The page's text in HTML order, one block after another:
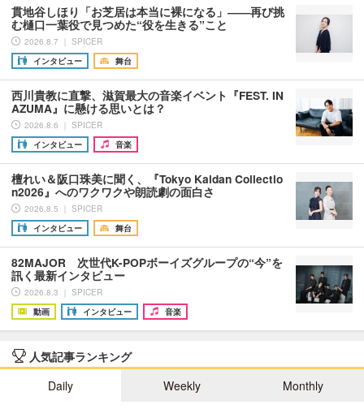
貫地谷しほり「お芝居は本当に裸になる」――再び挑
む樋口一葉役で見つめた“役を生きる”こと
2026.8.7 ｜ SPICER
インタビュー
舞台
西川貴教に直撃、滋賀最大の音楽イベント『FEST. IN
AZUMA』に懸ける思いとは？
2026.8.6 ｜ SPICER
インタビュー
音楽
檀れい＆阪口珠美に聞く、『Tokyo Kaidan Collectio
n2026』へのワクワクや朗読劇の面白さ
2026.8.5 ｜ SPICER
インタビュー
舞台
82MAJOR 次世代K-POPボーイズグループの“今”を
訊く最新インタビュー
2026.8.3 ｜ SPICER
動画
インタビュー 音楽
人気記事ランキング
Daily
Weekly Monthly